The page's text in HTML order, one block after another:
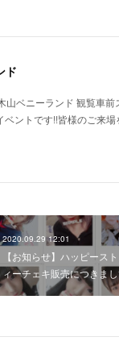
ド
山ベニーランド 観覧車前
ベントです!!皆様のご来
2020.09.29 12:01
【お知らせ】ハッピース
ィーチェキ販売につきま